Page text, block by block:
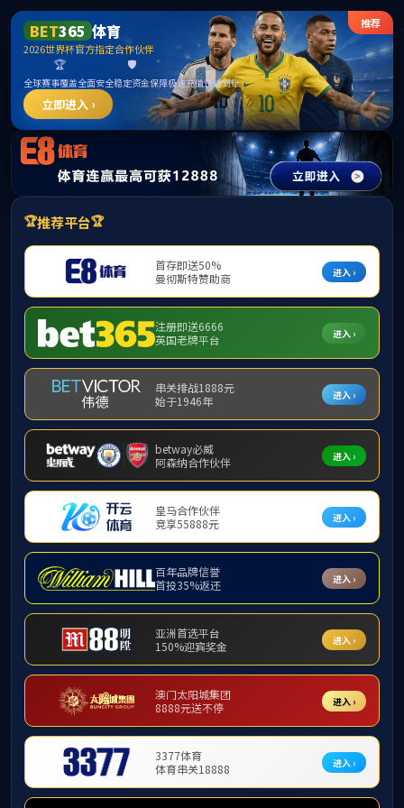
******
BETWAY·必威(西汉姆联)官方网站-West
Ham United
请输入验证码下载附件